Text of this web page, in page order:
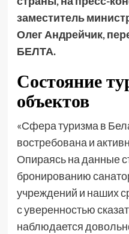
заместитель
Олег Андрейчик,
БЕЛТА.
Состояние
объектов
«Сфера туризма в
востребована и
Опираясь на данные
бронированию
учреждений и наших
с уверенностью
наблюдается